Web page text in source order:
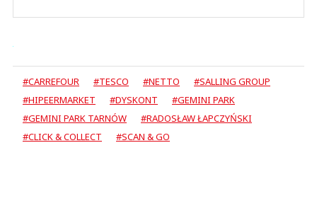
#CARREFOUR #TESCO #NETTO
#SALLING GROUP
#HIPEERMARKET
#DYSKONT
#GEMINI PARK
#GEMINI PARK TARNÓW
#RADOSŁAW ŁAPCZYŃSKI
#CLICK & COLLECT
#SCAN & GO